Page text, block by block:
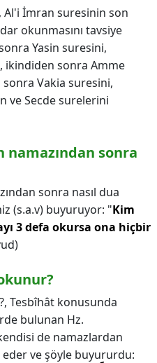
Al'i İmran suresinin son
okunmasını tavsiye
Yasin suresini,
ikindiden sonra Amme
Vakia suresini,
ve Secde surelerini
sonra
sonra nasıl dua
(s.a.v) buyuruyor: "Kim
3 defa okursa ona hiçbir
Tesbîhât konusunda
bulunan Hz.
de namazlardan
ve şöyle buyururdu: